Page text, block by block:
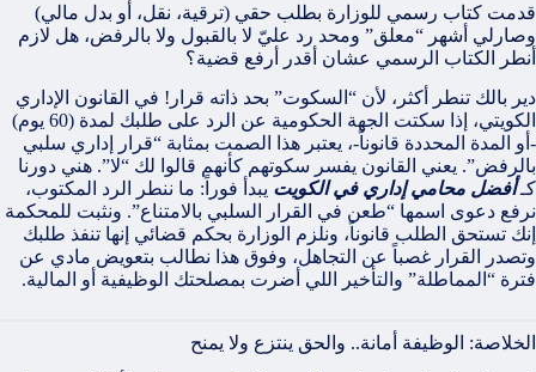
قدمت كتاب رسمي للوزارة بطلب حقي (ترقية، نقل، أو بدل مالي)
وصارلي أشهر “معلق” ومحد رد عليّ لا بالقبول ولا بالرفض، هل لازم
أنطر الكتاب الرسمي عشان أقدر أرفع قضية؟
دير بالك تنطر أكثر، لأن “السكوت” بحد ذاته قرار! في القانون الإداري
الكويتي، إذا سكتت الجهة الحكومية عن الرد على طلبك لمدة (60 يوم)
-أو المدة المحددة قانوناً-، يعتبر هذا الصمت بمثابة “قرار إداري سلبي
بالرفض”. يعني القانون يفسر سكوتهم كأنهم قالوا لك “لا”. هني دورنا
كـأفضل محامي إداري في الكويت يبدأ فوراً: ما ننطر الرد المكتوب،
نرفع دعوى اسمها “طعن في القرار السلبي بالامتناع”. ونثبت للمحكمة
إنك تستحق الطلب قانوناً، ونلزم الوزارة بحكم قضائي إنها تنفذ طلبك
وتصدر القرار غصباً عن التجاهل، وفوق هذا نطالب بتعويض مادي عن
فترة “المماطلة” والتأخير اللي أضرت بمصلحتك الوظيفية أو المالية.
الخلاصة: الوظيفة أمانة.. والحق ينتزع ولا يمنح